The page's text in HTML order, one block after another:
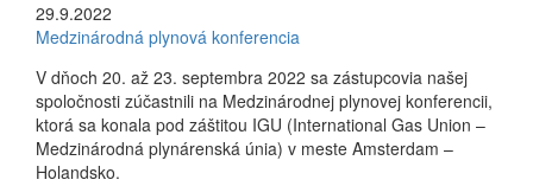
29.9.2022
Medzinárodná plynová konferencia
V dňoch 20. až 23. septembra 2022 sa zástupcovia našej
spoločnosti zúčastnili na Medzinárodnej plynovej konferencii,
ktorá sa konala pod záštitou IGU (International Gas Union –
Medzinárodná plynárenská únia) v meste Amsterdam –
Holandsko.